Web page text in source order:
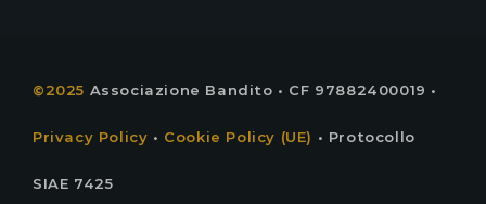
©2025 Associazione Bandito • CF 97882400019 •
Privacy Policy • Cookie Policy (UE) • Protocollo
SIAE 7425